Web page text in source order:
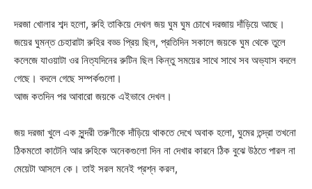
দরজা খোলার শব্দ হলো, রুহি তাকিয়ে দেখল জয় ঘুম ঘুম চোখে দরজায় দাঁড়িয়ে আছে।
জয়ের ঘুমন্ত চেহারাটা রুহির বড্ড প্রিয় ছিল, প্রতিদিন সকালে জয়কে ঘুম থেকে তুলে
কলেজে যাওয়াটা ওর নিত্যদিনের রুটিন ছিল কিন্তু সময়ের সাথে‌ সাথে সব অভ্যাস বদলে
গেছে। বদলে গেছে সম্পর্কগুলো।
আজ কতদিন পর আবারো জয়কে এইভাবে দেখল।
জয় দরজা খুলে এক সুন্দরী তরুণীকে দাঁড়িয়ে থাকতে দেখে অবাক হলো, ঘুমের তন্দ্রা তখনো
ঠিকমতো কাটেনি আর রুহিকে অনেকগুলো দিন না দেখার কারনে ঠিক বুঝে উঠতে পারল না
মেয়েটা আসলে কে। তাই সরল মনেই প্রশ্ন করল,